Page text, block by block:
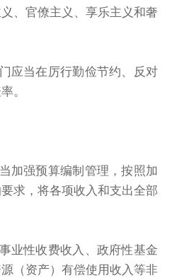
、官僚主义、享乐主义和奢
应当在厉行勤俭节约、反对
。
加强预算编制管理，按照加
求，将各项收入和支出全部
业性收费收入、政府性基金
（资产）有偿使用收入等非